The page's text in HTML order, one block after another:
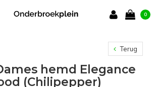
0
Terug
hemd Elegance
(Chilipepper)